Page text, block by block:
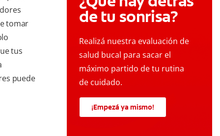
tomar
tus
puede
de tu sonrisa?
Realizá nuestra evaluación de
salud bucal para sacar el
máximo partido de tu rutina
de cuidado.
¡Empezá ya mismo!